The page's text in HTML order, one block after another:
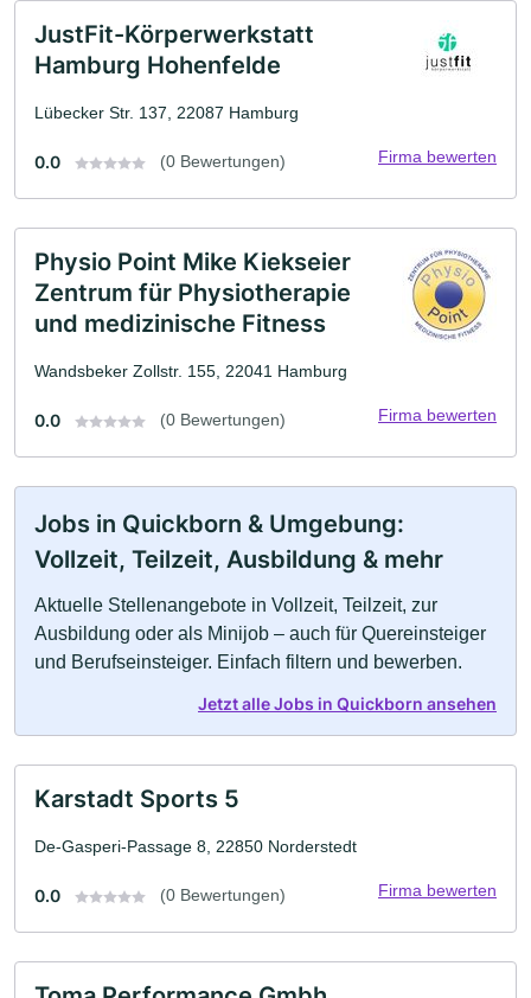
JustFit-Körperwerkstatt
Hamburg Hohenfelde
Lübecker Str. 137, 22087 Hamburg
0.0 (0 Bewertungen) Firma bewerten
Physio Point Mike Kiekseier
Zentrum für Physiotherapie
und medizinische Fitness
Wandsbeker Zollstr. 155, 22041 Hamburg
0.0 (0 Bewertungen) Firma bewerten
Jobs in Quickborn & Umgebung:
Vollzeit, Teilzeit, Ausbildung & mehr
Aktuelle Stellenangebote in Vollzeit, Teilzeit, zur
Ausbildung oder als Minijob – auch für Quereinsteiger
und Berufseinsteiger. Einfach filtern und bewerben.
Jetzt alle Jobs in Quickborn ansehen
Karstadt Sports 5
De-Gasperi-Passage 8, 22850 Norderstedt
0.0 (0 Bewertungen) Firma bewerten